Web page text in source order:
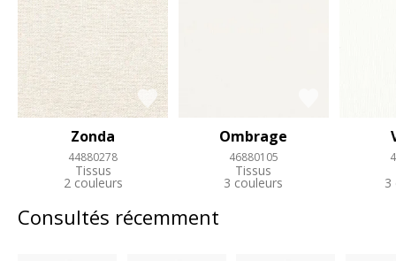
Zonda
44880278
Tissus
2 couleurs
Ombrage
46880105
Tissus
3 couleurs 3
Consultés récemment